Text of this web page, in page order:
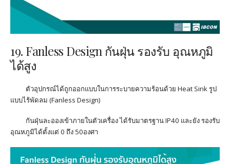
19. Fanless Design กันฝุ่นรองรับ อุณหภูมิ
ได้สูง
ตัวอุปกรณ์ได้ถูกออกแบบในการระบายความร้อนด้วย Heat Sinkรูป
แบบไร้พัดลม (Fanless Design)
กันฝุ่นละอองเข้าภายในตัวเครื่อง ได้รับมาตรฐานIP40 และยังรองรับ
อุณหภูมิได้ตั้งแต่ 0 ถึง 50องศา